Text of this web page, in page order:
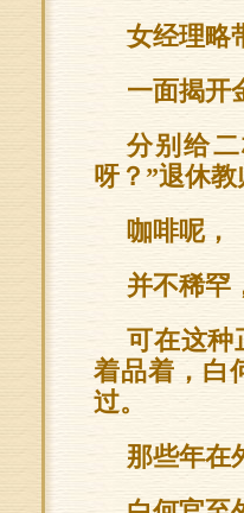
女经理略
一面揭开
分别给
呀？”退休
咖啡呢，
并不稀罕
可在这种
着品着，白
过。
那些年在